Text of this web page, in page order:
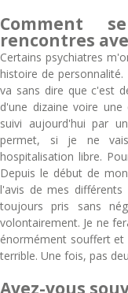
Comment
rencontres
Certains psychiatres
histoire de
va sans dire que c'est
d'une dizaine voire une
suivi aujourd'hui par
permet, si je ne
hospitalisation libre.
Depuis le début de
l'avis de mes
toujours pris sans
volontairement. Je ne
énormément souffert
terrible. Une fois, pas
Avez-vous